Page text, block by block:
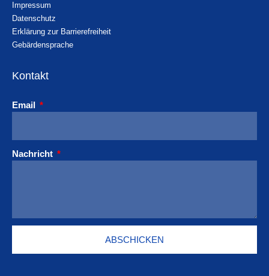
Impressum
Datenschutz
Erklärung zur Barrierefreiheit
Gebärdensprache
Kontakt
Email
Nachricht
ABSCHICKEN